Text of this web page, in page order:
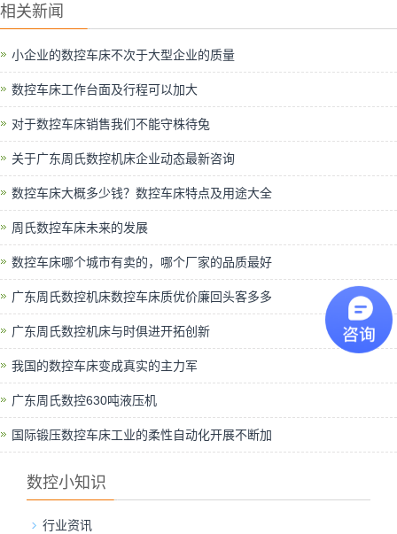
相关新闻
小企业的数控车床不次于大型企业的质量
数控车床工作台面及行程可以加大
对于数控车床销售我们不能守株待兔
关于广东周氏数控机床企业动态最新咨询
数控车床大概多少钱？数控车床特点及用途大全
周氏数控车床未来的发展
数控车床哪个城市有卖的，哪个厂家的品质最好
广东周氏数控机床数控车床质优价廉回头客多多
广东周氏数控机床与时俱进开拓创新
我国的数控车床变成真实的主力军
广东周氏数控630吨液压机
国际锻压数控车床工业的柔性自动化开展不断加
数控小知识
行业资讯